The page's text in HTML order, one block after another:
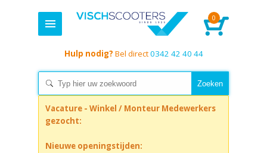
0
Hulp nodig? Bel direct0342 42 40 44
Vacature - Winkel / Monteur Medewerkers
gezocht:
Nieuwe openingstijden: